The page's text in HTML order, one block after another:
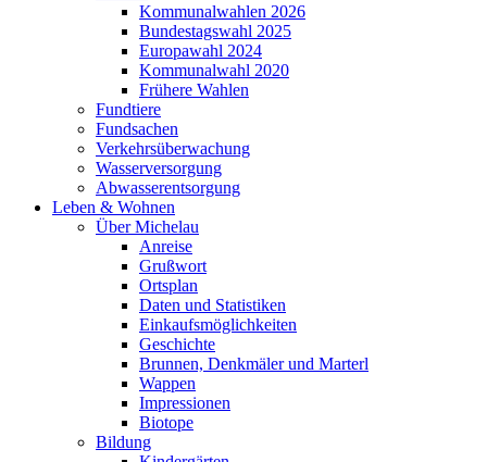
Kommunalwahlen 2026
Bundestagswahl 2025
Europawahl 2024
Kommunalwahl 2020
Frühere Wahlen
Fundtiere
Fundsachen
Verkehrsüberwachung
Wasserversorgung
Abwasserentsorgung
Leben & Wohnen
Über Michelau
Anreise
Grußwort
Ortsplan
Daten und Statistiken
Einkaufsmöglichkeiten
Geschichte
Brunnen, Denkmäler und Marterl
Wappen
Impressionen
Biotope
Bildung